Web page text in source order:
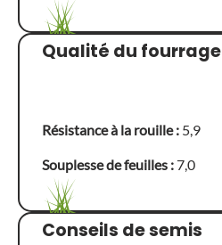
Qualité du fourrage
Résistance à la rouille : 5,9
Souplesse de feuilles :7,0
Conseils de semis